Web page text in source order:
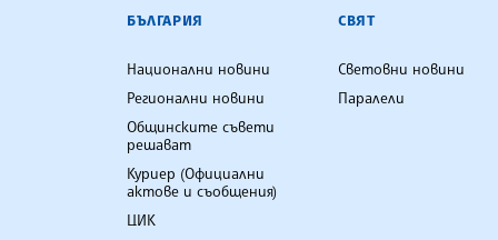
БЪЛГАРСКА ТЕЛЕГРАФНА
БЪЛГАРИЯ
Национални новини
Регионални новини
Общинските съвети
решават
Куриер (Официални
актове и съобщения)
ЦИК
СВЯТ
Световни новини
Паралели